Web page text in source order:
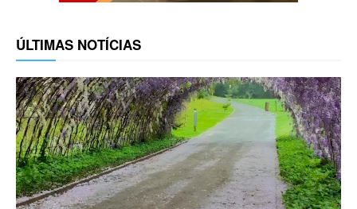
ÚLTIMAS NOTÍCIAS